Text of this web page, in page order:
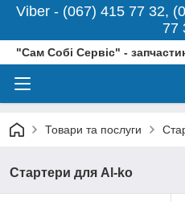
Viber - (067) 415 77 32,
77
"Сам Собі Сервіс" -
Товари та послуги
Стартери для Al-ko